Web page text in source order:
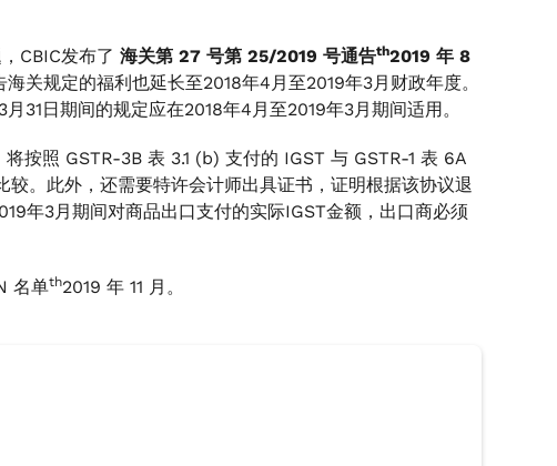
CBIC发布了 海关第 27 号第 25/2019 号通告th2019 年 8
关规定的福利也延长至2018年4月至2019年3月财政年度。
31日期间的规定应在2018年4月至2019年3月期间适用。
按照 GSTR-3B 表 3.1 (b) 支付的 IGST 与 GSTR-1 表 6A
。此外，还需要特许会计师出具证书，证明根据该协议退
年3月期间对商品出口支付的实际IGST金额，出口商必须
名单th2019 年 11 月。